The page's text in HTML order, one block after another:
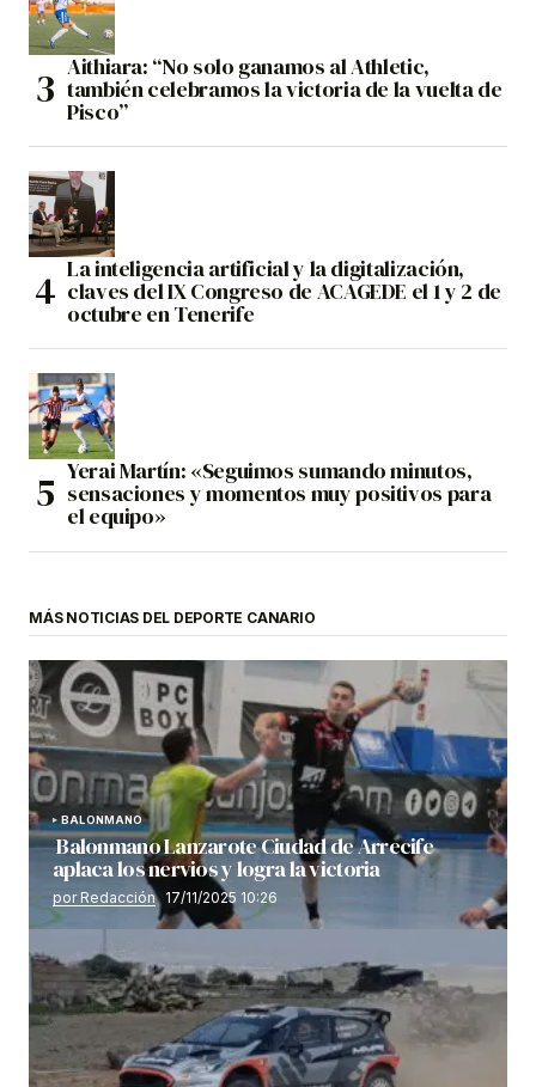
Aithiara: “No solo ganamos al Athletic,
también celebramos la victoria de la vuelta de
Pisco”
La inteligencia artificial y la digitalización,
claves del IX Congreso de ACAGEDE el 1 y 2 de
octubre en Tenerife
Yerai Martín: «Seguimos sumando minutos,
sensaciones y momentos muy positivos para
el equipo»
MÁS NOTICIAS DEL DEPORTE CANARIO
BALONMANO
Balonmano Lanzarote Ciudad de Arrecife
aplaca los nervios y logra la victoria
por Redacción 17/11/2025 10:26